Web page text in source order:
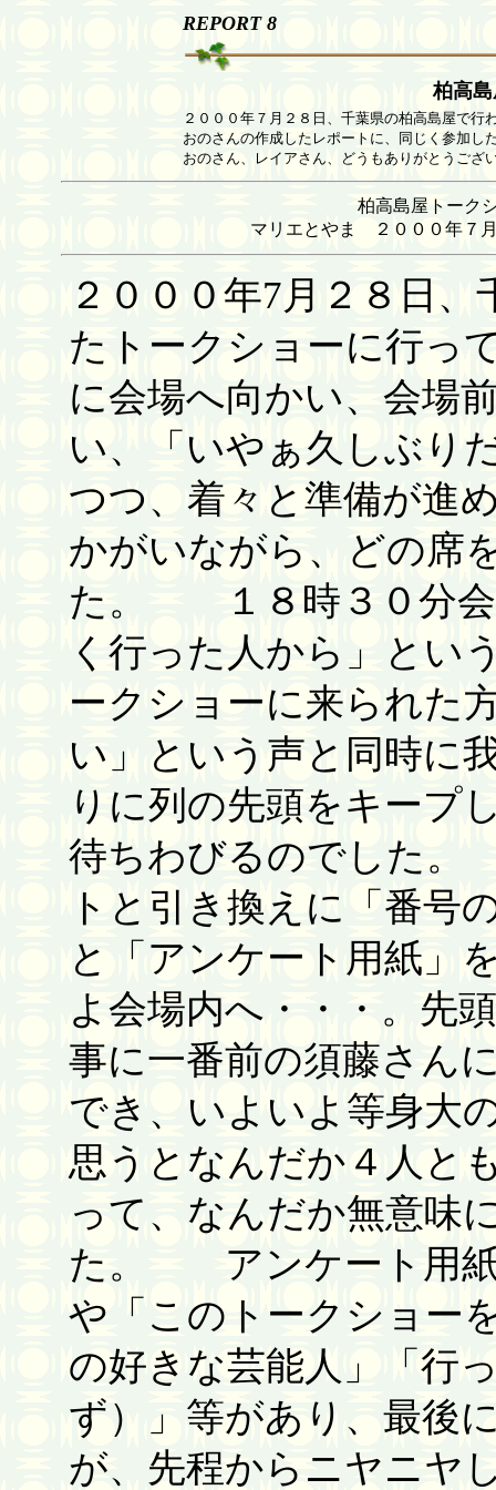
REPORT 8
柏高
２０００年７月２８日、千葉県の柏高島屋で行
おのさんの作成したレポートに、同じく参加し
おのさん、レイアさん、どうもありがとうござ
柏高島屋トーク
マリエとやま ２０００年７
２０００年7月２８日
たトークショーに行っ
に会場へ向かい、会場
い、「いやぁ久しぶり
つつ、着々と準備が進
かがいながら、どの席
た。 １８時３０分会
く行った人から」とい
ークショーに来られた
い」という声と同時に
りに列の先頭をキープ
待ちわびるのでした
トと引き換えに「番号
と「アンケート用紙」
よ会場内へ・・・。先
事に一番前の須藤さん
でき、いよいよ等身大
思うとなんだか４人と
って、なんだか無意味
た。 アンケート用紙
や「このトークショー
の好きな芸能人」「行
ず）」等があり、最後
が、先程からニヤニヤ